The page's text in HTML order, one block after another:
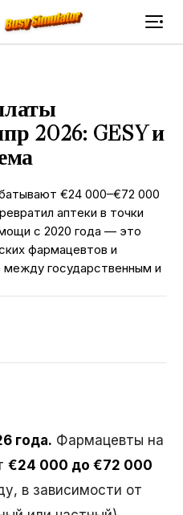
2026: GESY и
€24 000–€72 000
аптеки в точки
с 2020 года — это
фармацевтов и
между государственным и
года. Фармацевты на
€24 000 до €72 000
в зависимости от